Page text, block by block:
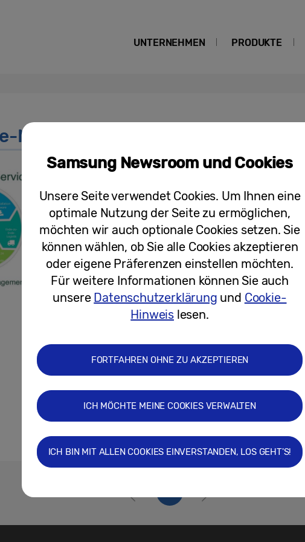
UNTERNEHMEN PRODUKTE
Management
Pressemitteilungen
Mieten statt kaufen: Samsung und
Service für Smartphones und
10.12.2020
Samsung Newsroom und Cookies
Unsere Seite verwendet Cookies. Um Ihnen eine
optimale Nutzung der Seite zu ermöglichen,
möchten wir auch optionale Cookies setzen. Sie
können wählen, ob Sie alle Cookies akzeptieren
oder eigene Präferenzen einstellen möchten.
Für weitere Informationen können Sie auch
unsere Datenschutzerklärung und Cookie-
Hinweis lesen.
FORTFAHREN OHNE ZU AKZEPTIEREN
ICH MÖCHTE MEINE COOKIES VERWALTEN
ICH BIN MIT ALLEN COOKIES EINVERSTANDEN, LOS GEHT'S!